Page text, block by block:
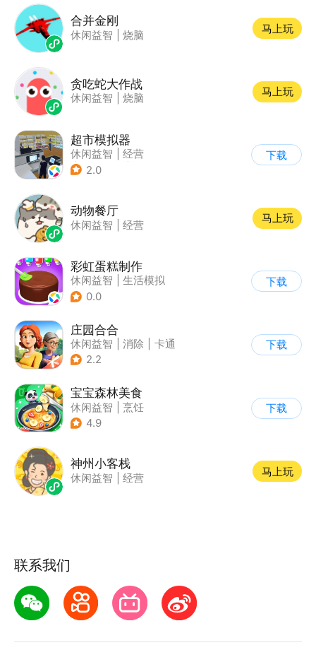
合并金刚
休闲益智 烧脑
马上玩
贪吃蛇大作战
休闲益智 烧脑
马上玩
超市模拟器
休闲益智
经营
| 文字游戏
2.0
下载
动物餐厅
休闲益智 经营
马上玩
彩虹蛋糕制作
休闲益智
生活模拟
| 美食
0.0
下载
庄园合合
休闲益智 消除
卡通
| 腾讯
2.2
下载
宝宝森林美食
休闲益智
烹饪
| 宝宝巴士
4.9
下载
神州小客栈
休闲益智 经营
马上玩
联系我们